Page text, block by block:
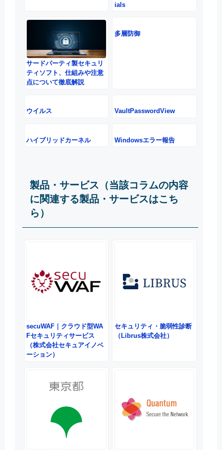
ials
サードパーティ製セキュリ
ティソフト、仕組みや注意
点について徹底解説
多層防御
ウイルス VaultPasswordView
ハイブリッドカーネル Windowsエラー報告
製品・サービス（当該コラムの内容
に関連する製品・サービスはこち
ら）
secuWAF｜クラウド型WA
Fセキュリティサービス
（株式会社セキュアイノベ
ーション）
セキュリティ・脆弱性診断
（Librus株式会社）